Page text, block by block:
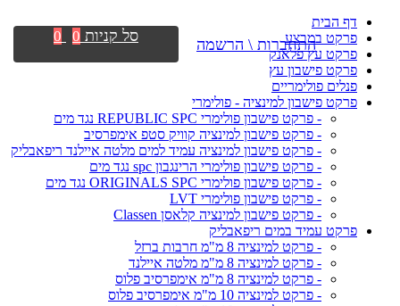
דף הבית
פרקט במבצע
פרקט עץ פלאנק
פרקט פישבון עץ
פנלים פולימריים
פרקט פישבון למינציה - פולימרי
- פרקט פישבון פולימרי REPUBLIC SPC נגד מים
- פרקט פישבון למינציה קוויק סטפ אימפרסיב
- פרקט פישבון למינציה עמיד למים מלטה איילנד ריפאבליק
- פרקט פישבון פולימרי הרינגבון spc נגד מים
- פרקט פישבון פולימרי ORIGINALS SPC נגד מים
- פרקט פישבון פולימרי LVT
- פרקט פישבון למינציה קלאסן Classen
פרקט עמיד במים ריפאבליק
- פרקט למינציה 8 מ"מ חרבות ברזל
- פרקט למינציה 8 מ"מ מלטה איילנד
- פרקט למינציה 8 מ"מ אימפרסיב פלוס
- פרקט למינציה 10 מ"מ אימפרסיב פלוס
התחברות \ הרשמה סל קניות 0
0